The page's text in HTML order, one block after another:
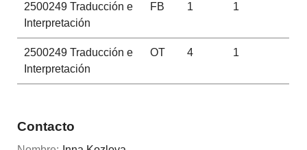
2500249Traducción e
Interpretación
FB 1 1
2500249Traducción e
Interpretación
OT 4 1
Contacto